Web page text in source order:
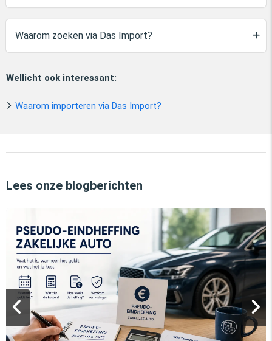
Waarom zoeken via Das Import?
Wellicht ook interessant:
Waarom importeren via Das Import?
Lees onze blogberichten